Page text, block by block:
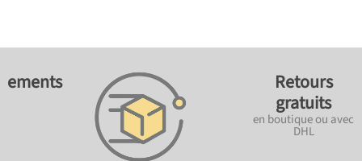
Retours
gratuits
en boutique ou avec
DHL